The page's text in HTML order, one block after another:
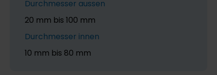
Durchmesser aussen
20 mm bis 100 mm
Durchmesser innen
10 mm bis 80 mm